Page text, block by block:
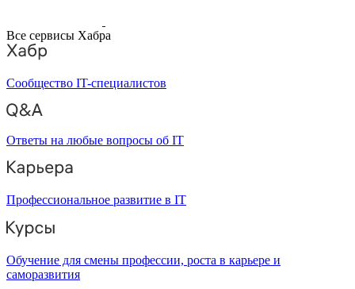
Все сервисы Хабра
Сообщество IT-специалистов
Ответы на любые вопросы об IT
Профессиональное развитие в IT
Обучение для смены профессии, роста в карьере и
саморазвития